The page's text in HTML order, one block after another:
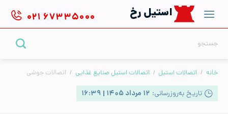
content
استیل رخ ۰۲۱ ۶۷۳۳۵۰۰۰
خانه / اتصالات استیل / اتصالات استیل صنایع غذایی / اتصالات جوشی
تاریخ به‌روزرسانی: ۱۲ مرداد ۱۴۰۵ | ۱۶:۳۹